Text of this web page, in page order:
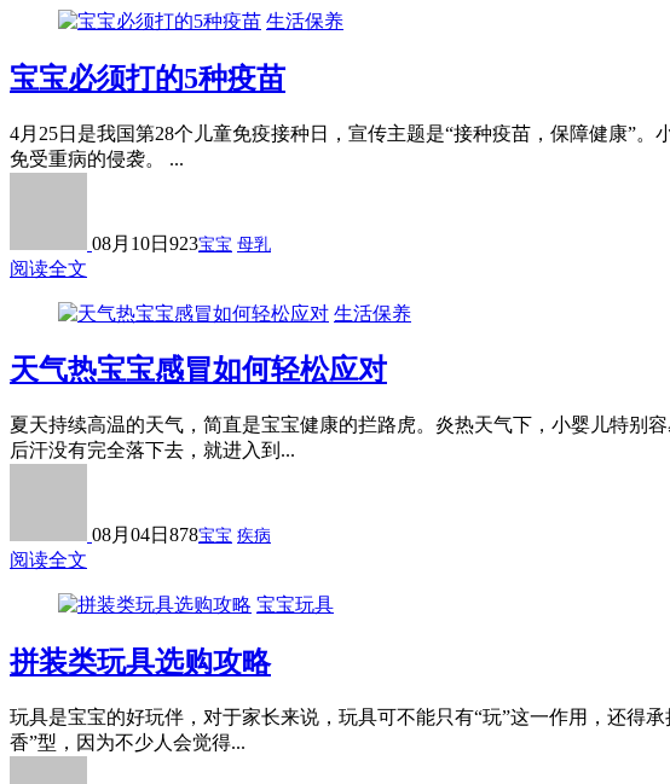
生活保养
宝宝必须打的5种疫苗
4月25日是我国第28个儿童免疫接种日，宣传主题是“接种疫苗，保障健康”
免受重病的侵袭。 ...
08月10日 923宝宝 母乳
阅读全文
生活保养
天气热宝宝感冒如何轻松应对
夏天持续高温的天气，简直是宝宝健康的拦路虎。炎热天气下，小婴儿特别
后汗没有完全落下去，就进入到...
08月04日 878宝宝 疾病
阅读全文
宝宝玩具
拼装类玩具选购攻略
玩具是宝宝的好玩伴，对于家长来说，玩具可不能只有“玩”这一作用，还得
香”型，因为不少人会觉得...